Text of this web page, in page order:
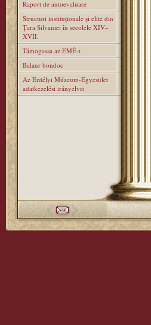
Raport de autoevaluare
Structuri instituţionale şi elite din
Ţara Silvaniei în secolele XIV–
XVII.
Támogassa az EMÉ-t
Balaur bondoc
Az Erdélyi Múzeum-Egyesület
adatkezelési irányelvei